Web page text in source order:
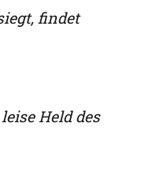
findet
Held des